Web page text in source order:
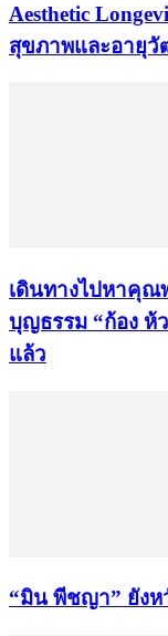
Aesthetic
สุขภาพและอายุ
เดินทางไปหาคุ
บุญธรรม “ก้อง ห้
แล้ว
“มิน พีชญา” ยังห